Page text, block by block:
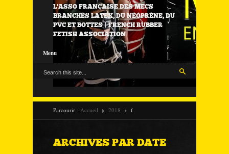
L'ASSO FRANÇAISE DES MECS
BRANCHÉS LATEX, DU NÉOPRÈNE, DU
PVC ET BOTTES | FRENCH RUBBER
FETISH ASSOCIATION
Menu
Parcourir : Accueil 2018 f
ARCHIVES PAR DATE